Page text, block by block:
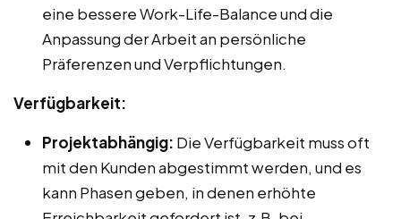
eine bessere Work-Life-Balance und die
Anpassung der Arbeit an persönliche
Präferenzen und Verpflichtungen.
Verfügbarkeit:
Projektabhängig: Die Verfügbarkeit muss oft
mit den Kunden abgestimmt werden, und es
kann Phasen geben, in denen erhöhte